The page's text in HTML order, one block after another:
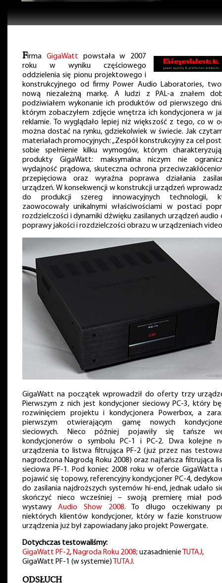
Firma GigaWatt powstała w 2007
roku w wyniku częściowego
oddzielenia się pionu projektowego i
konstrukcyjnego od firmy Power Audio Laboratories,
nową niezależną markę. A ludzi z PAL-a znałem
podziwiałem wykonanie ich produktów od pierwszego
którym zobaczyłem zdjęcie wnętrza ich kondycjonera w
reklamie. To wyglądało lepiej niż większość z tego, co w
można dostać na rynku, gdziekolwiek w świecie. Jak
materiałach promocyjnych: „Zespół konstrukcyjny za cel
sobie spełnienie kilku wymogów, którym
produkty GigaWatt: maksymalna niczym nie
wydajność prądowa, skuteczna ochrona
przepięciowa oraz wyraźna poprawa działania
urządzeń. W konsekwencji w konstrukcji urządzeń
do produkcji szereg innowacyjnych technologii,
zaowocowały unikalnymi właściwościami w postaci
rozdzielczości i dynamiki dźwięku zasilanych urządzeń audio
poprawy jakości i rozdzielczości obrazu w urządzeniach
GigaWatt na początek wprowadził do oferty trzy
Pierwszym z nich jest kondycjoner sieciowy PC-3, który
rozwinięciem projektu i kondycjonera Powerbox, a
pierwszym otwierającym gamę nowych
sieciowych. Nieco później pojawiły się tańsze
kondycjonerów o symbolu PC-1 i PC-2. Dwa kolejne
urządzenia to listwa filtrująca PF-2 (już przez nas
nagrodzona Nagrodą Roku 2008) oraz najtańsza filtrująca
sieciowa PF-1. Pod koniec 2008 roku w ofercie GigaWatta
pojawić się topowy, referencyjny kondycjoner PC-4,
do zasilania najdroższych systemów hi-end, jednak udało
skończyć nieco wcześniej – swoją premierę miał
wystawy Audio Show 2008. To długo oczekiwany
niektórych klientów kondycjoner, który w fazie
urządzenia już był zapowiadany jako projekt Powergate.
Dotychczas testowaliśmy:
GigaWatt PF-2, Nagroda Roku 2008; uzasadnienie TUTAJ,
GigaWatt PF-1 (w systemie)
TUTAJ.
ODSŁUCH